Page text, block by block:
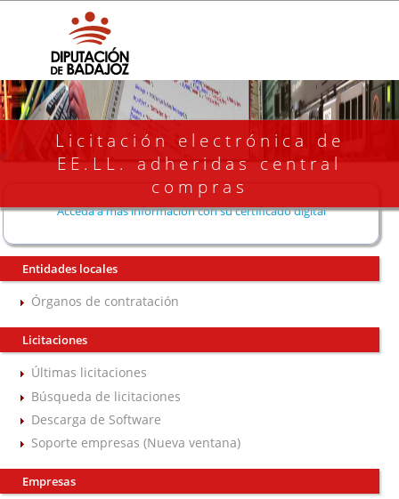
Licitación electrónica de
EE.LL. adheridas central
compras
Acceda a más información con su certificado digital
Entidades locales
Órganos de contratación
Licitaciones
Últimas licitaciones
Búsqueda de licitaciones
Descarga de Software
Soporte empresas (Nueva ventana)
Empresas